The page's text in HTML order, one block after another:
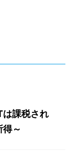
は課税され
～